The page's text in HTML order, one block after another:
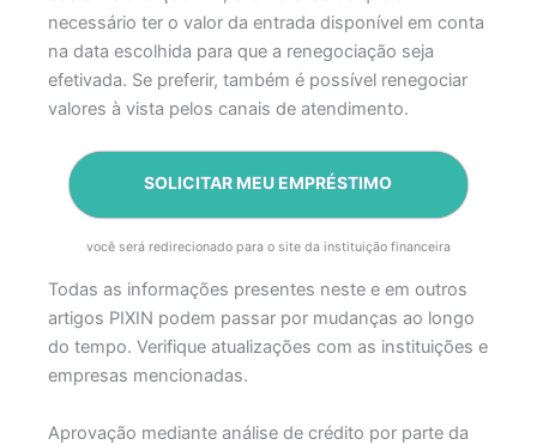
Ir
necessário ter o valor da entrada disponível em conta
na data escolhida para que a renegociação seja
efetivada. Se preferir, também é possível renegociar
valores à vista pelos canais de atendimento.
SOLICITAR MEU EMPRÉSTIMO
você será redirecionado para o site da instituição financeira
Todas as informações presentes neste e em outros
artigos PIXIN podem passar por mudanças ao longo
do tempo. Verifique atualizações com as instituições e
empresas mencionadas.
Aprovação mediante análise de crédito por parte da